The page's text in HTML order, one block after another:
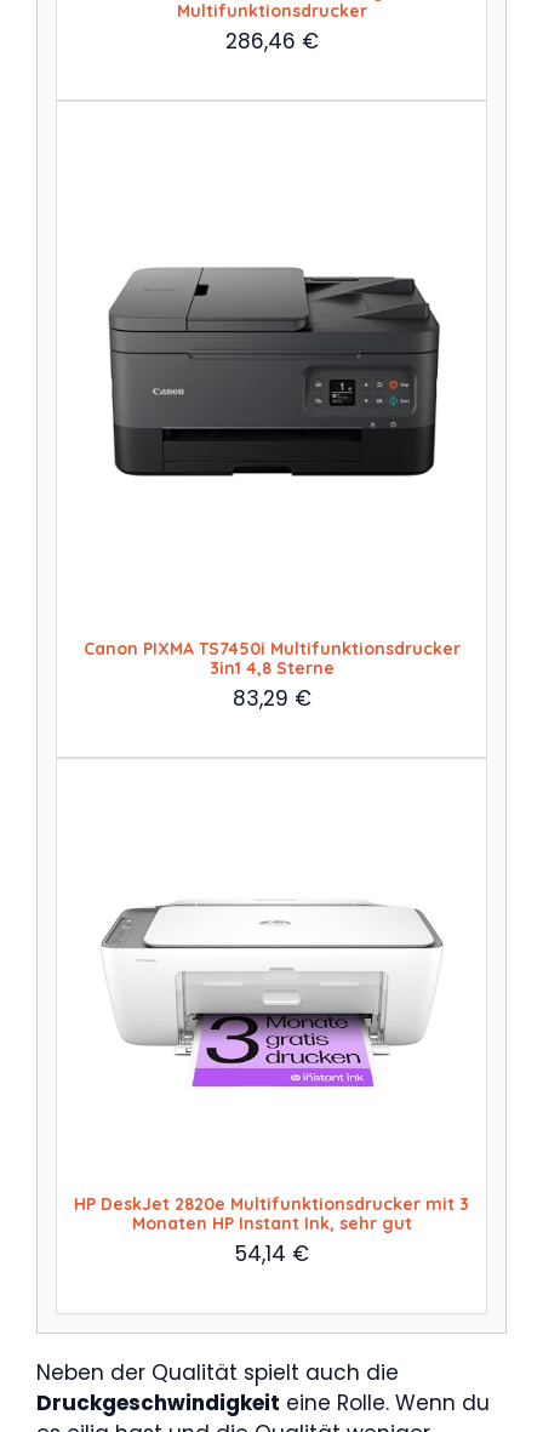
Multifunktionsdrucker
286,46 €
Canon PIXMA TS7450i Multifunktionsdrucker
3in1 4,8 Sterne
83,29 €
HP DeskJet 2820e Multifunktionsdrucker mit 3
Monaten HP Instant Ink, sehr gut
54,14 €
Neben der Qualität spielt auch die
Druckgeschwindigkeit eine Rolle. Wenn du